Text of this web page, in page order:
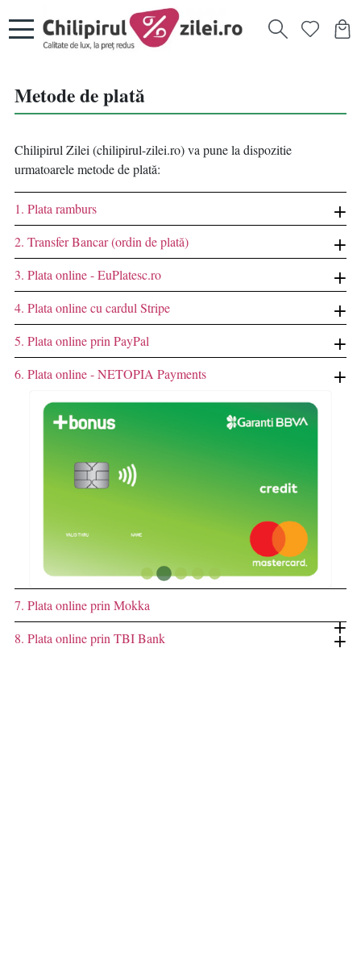
Metode de plată
Chilipirul Zilei (chilipirul-zilei.ro) va pune la dispozitie
urmatoarele metode de plată:
1. Plata ramburs
2. Transfer Bancar (ordin de plată)
3. Plata online - EuPlatesc.ro
4. Plata online cu cardul Stripe
5. Plata online prin PayPal
6. Plata online - NETOPIA Payments
7. Plata online prin Mokka
8. Plata online prin TBI Bank